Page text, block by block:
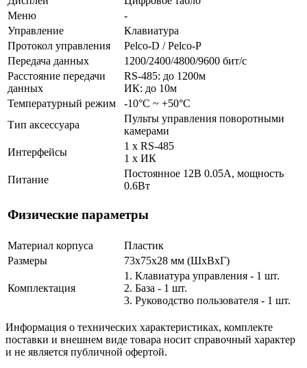
Меню
-
Управление
Клавиатура
Протокол управления
Pelco-D / Pelco-P
Передача данных
1200/2400/4800/9600 бит/с
Расстояние передачи
данных
RS-485: до 1200м
ИК: до 10м
Температурный режим
-10°С ~ +50°С
Тип аксессуара
Пульты управления поворотными
камерами
Интерфейсы
1 x RS-485
1 x ИК
Питание
Постоянное 12В 0.05А, мощность
0.6Вт
Физические параметры
Материал корпуса
Пластик
Размеры
73х75х28 мм (ШхВхГ)
Комплектация
1. Клавиатура управления - 1 шт.
2. База - 1 шт.
3. Руководство пользователя - 1 шт.
Информация о технических характеристиках, комплекте
поставки и внешнем виде товара носит справочный характер
и не является публичной офертой.